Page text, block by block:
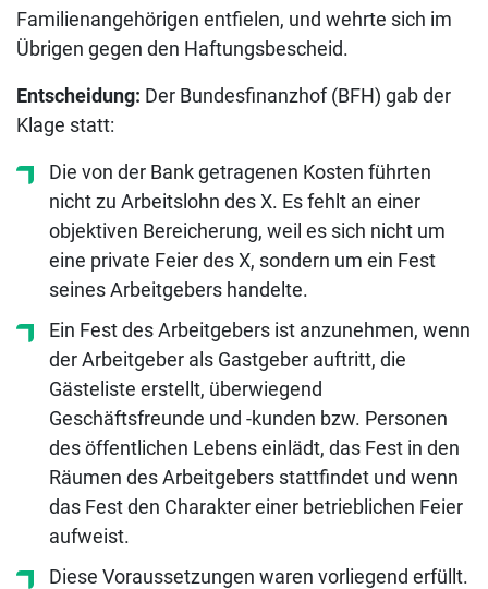
Familienangehörigen entfielen, und wehrte sich im
Übrigen gegen den Haftungsbescheid.
Entscheidung: Der Bundesfinanzhof (BFH) gab der
Klage statt:
Die von der Bank getragenen Kosten führten
nicht zu Arbeitslohn des X. Es fehlt an einer
objektiven Bereicherung, weil es sich nicht um
eine private Feier des X, sondern um ein Fest
seines Arbeitgebers handelte.
Ein Fest des Arbeitgebers ist anzunehmen, wenn
der Arbeitgeber als Gastgeber auftritt, die
Gästeliste erstellt, überwiegend
Geschäftsfreunde und -kunden bzw. Personen
des öffentlichen Lebens einlädt, das Fest in den
Räumen des Arbeitgebers stattfindet und wenn
das Fest den Charakter einer betrieblichen Feier
aufweist.
Diese Voraussetzungen waren vorliegend erfüllt.